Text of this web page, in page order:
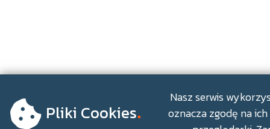
Pliki Cookies.
Nasz serwis
oznacza zgodę na